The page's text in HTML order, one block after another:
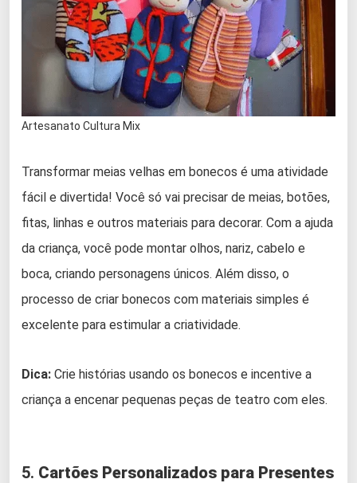
Artesanato Cultura Mix
Transformar meias velhas em bonecos é uma atividade
fácil e divertida! Você só vai precisar de meias, botões,
fitas, linhas e outros materiais para decorar. Com a ajuda
da criança, você pode montar olhos, nariz, cabelo e
boca, criando personagens únicos. Além disso, o
processo de criar bonecos com materiais simples é
excelente para estimular a criatividade.
Dica: Crie histórias usando os bonecos e incentive a
criança a encenar pequenas peças de teatro com eles.
5. Cartões Personalizados para Presentes